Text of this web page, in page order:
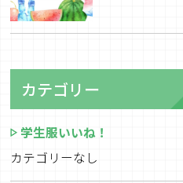
カテゴリー
学生服いいね！
カテゴリーなし